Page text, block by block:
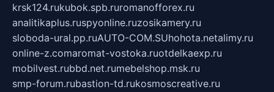
krsk124.rukubok.spb.ruromanofforex.ru
analitikaplus.ruspyonline.ruzosikamery.ru
sloboda-ural.pp.ruAUTO-COM.SUhohota.netalimy.ru
online-z.comaromat-vostoka.ruotdelkaexp.ru
mobilvest.rubbd.net.rumebelshop.msk.ru
smp-forum.rubastion-td.rukosmoscreative.ru